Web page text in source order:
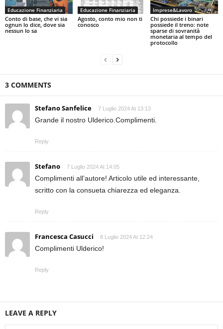
Educazione Finanziaria
Conto di base, che vi sia
ognun lo dice, dove sia
nessun lo sa
Educazione Finanziaria
Agosto, conto mio non ti
conosco
Imprese&Lavoro
Chi possiede i binari
possiede il treno: note
sparse di sovranità
monetaria al tempo del
protocollo
3 COMMENTS
Stefano Sanfelice 7 Luglio 2024 At 13:13
Grande il nostro Ulderico.Complimenti.
Reply
Stefano 7 Luglio 2024 At 14:05
Complimenti all’autore! Articolo utile ed interessante,
scritto con la consueta chiarezza ed eleganza.
Reply
Francesca Casucci 8 Luglio 2024 At 12:24
Complimenti Ulderico!
Reply
LEAVE A REPLY